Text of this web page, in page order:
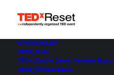
ETKINLIKLER
2025 | O An
2024 | Seçim Senin, Yeniden Başla.
2023 | Umudu Besle